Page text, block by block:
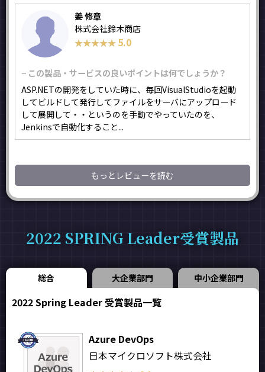
姜 修章
株式会社鈴木商店
★★★★★
★★★★★ 5.0
− この製品・サービスの良いポイントは何でしょうか？
ASP.NETの開発をしていた時に、毎回VisualStudioを起動
してビルドして発行してファイルをサーバにアップロード
して展開して・・というのを手動でやっていたのを、
Jenkinsで自動化すること...
もっとレビューを読む
2022 SPRING Leader受賞製品
総合 大企業部門 中小企業部門
2022 Spring Leader 受賞製品一覧
Azure DevOps
日本マイクロソフト株式会社